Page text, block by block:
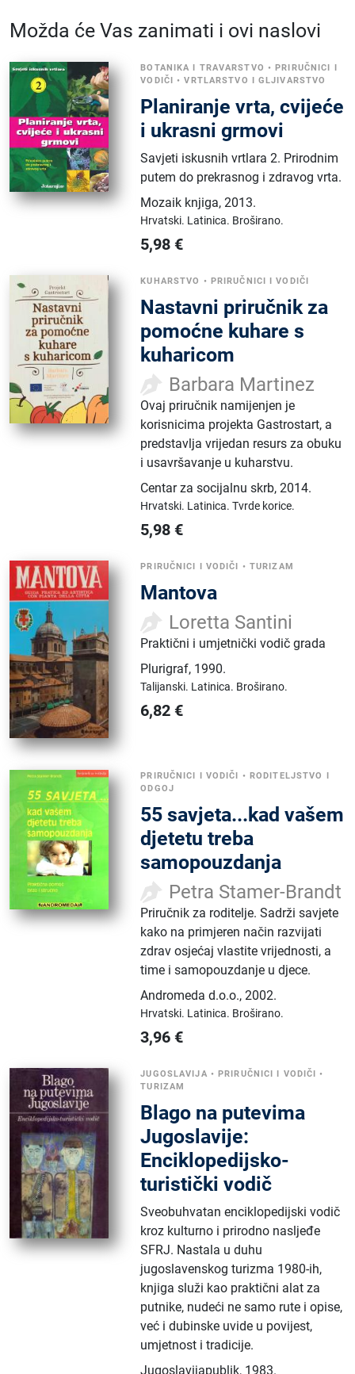
Možda će Vas zanimati i ovi naslovi
BOTANIKA I TRAVARSTVO •PRIRUČNICI I
VODIČI •VRTLARSTVO I GLJIVARSTVO
Planiranje vrta, cvijeće
i ukrasni grmovi
Savjeti iskusnih vrtlara 2. Prirodnim
putem do prekrasnog i zdravog vrta.
Mozaik knjiga,2013.
Hrvatski. Latinica. Broširano.
5,98 €
KUHARSTVO • PRIRUČNICI I VODIČI
Nastavni priručnik za
pomoćne kuhare s
kuharicom
Barbara Martinez
Ovaj priručnik namijenjen je
korisnicima projekta Gastrostart, a
predstavlja vrijedan resurs za obuku
i usavršavanje u kuharstvu.
Centar za socijalnu skrb,2014.
Hrvatski. Latinica.Tvrde korice.
5,98 €
PRIRUČNICI I VODIČI • TURIZAM
Mantova
Loretta Santini
Praktični i umjetnički vodič grada
Plurigraf, 1990.
Talijanski. Latinica. Broširano.
6,82 €
PRIRUČNICI I VODIČI • RODITELJSTVO I
ODGOJ
55 savjeta...kad vašem
djetetu treba
samopouzdanja
Petra Stamer-Brandt
Priručnik za roditelje. Sadrži savjete
kako na primjeren način razvijati
zdrav osjećaj vlastite vrijednosti, a
time i samopouzdanje u djece.
Andromeda d.o.o.,2002.
Hrvatski. Latinica. Broširano.
3,96 €
JUGOSLAVIJA • PRIRUČNICI I VODIČI
•
TURIZAM
Blago na putevima
Jugoslavije:
Enciklopedijsko-
turistički vodič
Sveobuhvatan enciklopedijski vodič
kroz kulturno i prirodno nasljeđe
SFRJ. Nastala u duhu
jugoslavenskog turizma 1980-ih,
knjiga služi kao praktični alat za
putnike, nudeći ne samo rute i opise,
već i dubinske uvide u povijest,
umjetnost i tradicije.
Jugoslavijapublik, 1983.